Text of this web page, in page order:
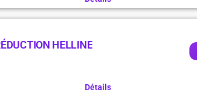
HELLINE
Détails